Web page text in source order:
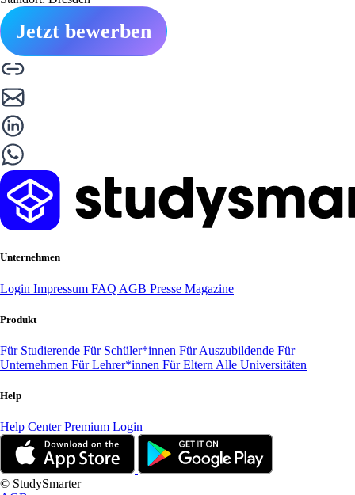
Jetzt bewerben
Unternehmen
Login Impressum FAQ AGB Presse Magazine
Produkt
Für Studierende Für Schüler*innen Für Auszubildende Für
Unternehmen Für Lehrer*innen Für Eltern Alle Universitäten
Help
Help CenterPremium Login
© StudySmarter